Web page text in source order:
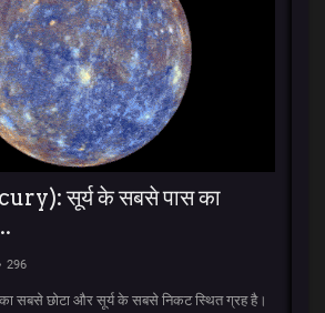
सूर्य के सबसे पास का
296
सबसे छोटा और सूर्य के सबसे निकट स्थित ग्रह है।